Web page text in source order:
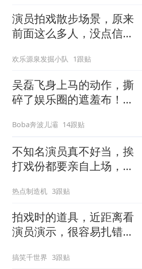
演员拍戏散步场景，原来
前面这么多人，没点信念
欢乐源泉发掘小队 1跟贴
吴磊飞身上马的动作，撕
碎了娱乐圈的遮羞布！刘
Boba奔波儿灞 14跟贴
不知名演员真不好当，挨
打戏份都要亲自上场，这
热点制造机 3跟贴
拍戏时的道具，近距离看
演员演示，很容易扎错地
搞笑千世界 3跟贴